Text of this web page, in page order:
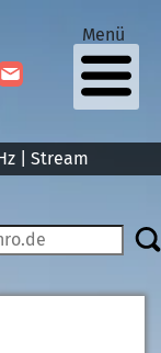
| Stream
Menü